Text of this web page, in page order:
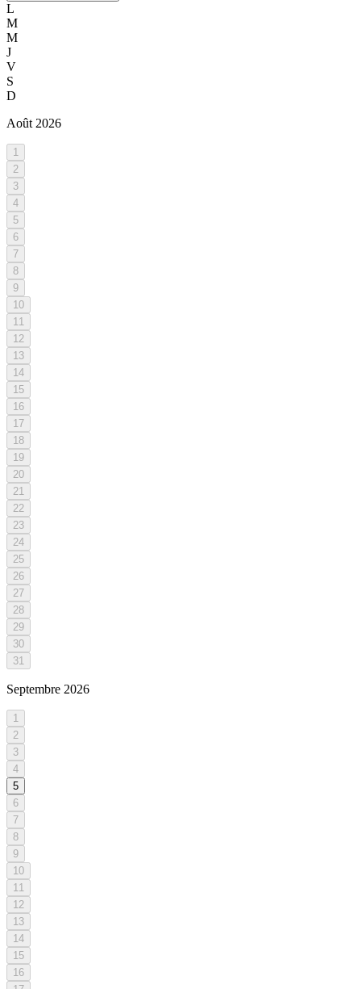
L
M
M
J
V
S
D
Août 2026
1
2
3
4
5
6
7
8
9
10
11
12
13
14
15
16
17
18
19
20
21
22
23
24
25
26
27
28
29
30
31
Septembre 2026
1
2
3
4
5
6
7
8
9
10
11
12
13
14
15
16